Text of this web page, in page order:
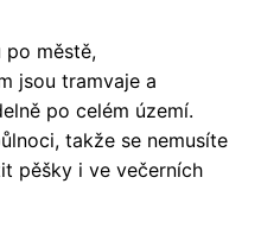
po městě,
jsou tramvaje a
po celém území.
takže se nemusíte
pěšky i ve večerních